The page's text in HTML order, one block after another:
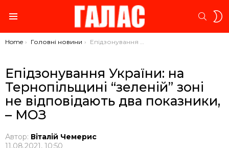
You are here:
Home Головні новини Епідзонування України: на Тернопільщині “зеленій” зоні не відповідають два показники, – МОЗ
Епідзонування України: на
Тернопільщині “зеленій” зоні
не відповідають два показники,
– МОЗ
Автор: Віталій Чемерис
11.08.2021, 10:50